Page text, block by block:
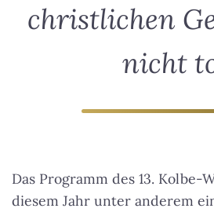
christlichen
nicht
Das Programm des 13. Kolbe-
diesem Jahr unter anderem